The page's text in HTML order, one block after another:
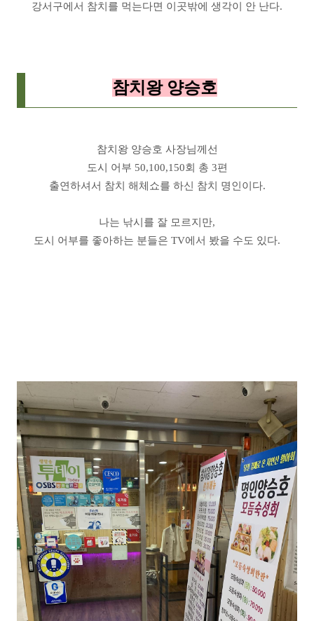
강서구에서 참치를 먹는다면 이곳밖에 생각이 안 난다.
참치왕 양승호
참치왕 양승호 사장님께선
도시 어부 50,100,150회 총 3편
출연하셔서 참치 해체쇼를 하신 참치 명인이다.
나는 낚시를 잘 모르지만,
도시 어부를 좋아하는 분들은 TV에서 봤을 수도 있다.